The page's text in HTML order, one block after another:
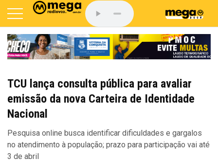
TCU lança consulta pública para avaliar
emissão da nova Carteira de Identidade
Nacional
Pesquisa online busca identificar dificuldades e gargalos
no atendimento à população; prazo para participação vai até
3 de abril